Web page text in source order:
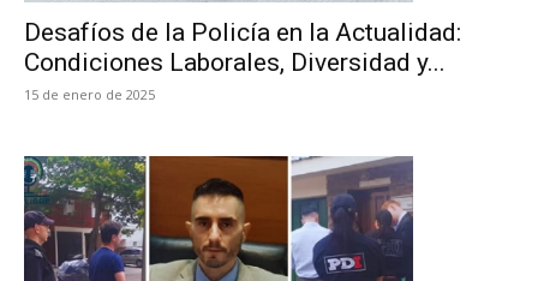
Desafíos de la Policía en la Actualidad:
Condiciones Laborales, Diversidad y...
15 de enero de 2025